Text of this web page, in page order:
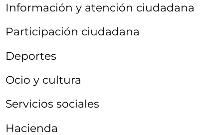
Información y atención ciudadana
Participación ciudadana
Deportes
Ocio y cultura
Servicios sociales
Hacienda